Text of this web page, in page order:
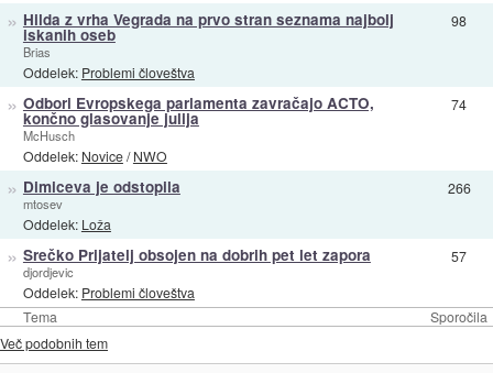
Tema Sporočila
» Hilda z vrha Vegrada na prvo stran seznama najbolj
iskanih oseb
Brias
Oddelek: Problemi človeštva
98
» Odbori Evropskega parlamenta zavračajo ACTO,
končno glasovanje julija
McHusch
Oddelek: Novice/NWO
74
» Dimiceva je odstopila
mtosev
Oddelek: Loža
266
» Srečko Prijatelj obsojen na dobrih pet let zapora
djordjevic
Oddelek: Problemi človeštva
57
Več podobnih tem